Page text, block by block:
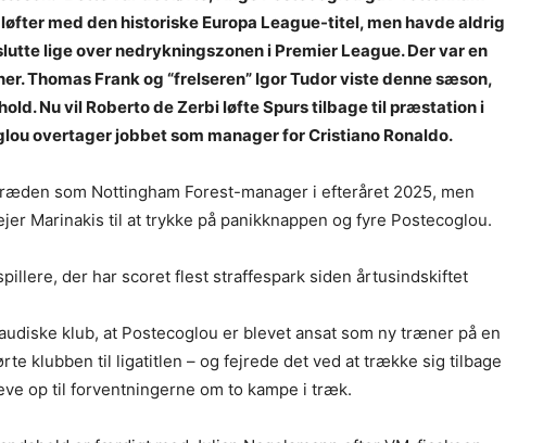
med den historiske Europa League-titel, men havde aldrig
lige over nedrykningszonen i Premier League. Der var en
Thomas Frank og “frelseren” Igor Tudor viste denne sæson,
Nu vil Roberto de Zerbi løfte Spurs tilbage til præstation i
overtager jobbet som manager for Cristiano Ronaldo.
som Nottingham Forest-manager i efteråret 2025, men
Marinakis til at trykke på panikknappen og fyre Postecoglou.
der har scoret flest straffespark siden årtusindskiftet
klub, at Postecoglou er blevet ansat som ny træner på en
klubben til ligatitlen – og fejrede det ved at trække sig tilbage
op til forventningerne om to kampe i træk.